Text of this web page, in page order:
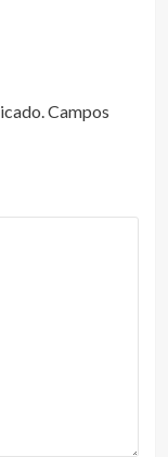
Campos